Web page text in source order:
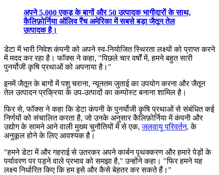
अपने 5,000 एकड़ के बागों और 50 उत्पादक भागीदारों के साथ,
कैलिफ़ोर्निया ऑलिव रैंच अमेरिका में सबसे बड़ा जैतून तेल
उत्पादक है।
डेटा में भारी निवेश कंपनी को अपने स्व-नियोजित स्थिरता लक्ष्यों को प्राप्त करने
में मदद कर रहा है। फॉक्स ने कहा, "पिछले चार वर्षों में, हमने बहुत सारी
पुनर्योजी कृषि प्रथाओं को अपनाया है।"
इनमें जैतून के बागों में पशु चराना, न्यूनतम जुताई का उपयोग करना और जैतून
तेल उत्पादन प्रक्रिया के उप-उत्पादों का कम्पोस्ट बनाना शामिल है।
फिर से, फॉक्स ने कहा कि डेटा कंपनी के पुनर्योजी कृषि प्रथाओं से संबंधित कई
निर्णयों को संचालित करता है, जो उनके अनुसार कैलिफ़ोर्निया में कंपनी और
उद्योग के सामने आने वाली मुख्य चुनौतियों में से एक,जलवायु परिवर्तन, के
अनुकूल होने के लिए आवश्यक है।
"हमने डेटा में और गहराई से उतरकर अपने कार्बन पृथक्करण और हमारे पेड़ों के
पर्यावरण पर पड़ने वाले प्रभाव को समझा है," उन्होंने कहा। "फिर हमने यह
लक्ष्य निर्धारित किए कि हम इसे और कैसे बेहतर कर सकते हैं।"